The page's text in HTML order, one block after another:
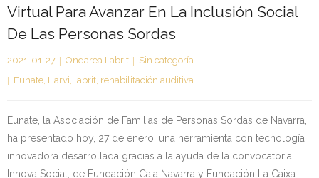
Kontaktua | Contacto
Virtual Para Avanzar En La Inclusión Social
De Las Personas Sordas
2021-01-27 Ondarea Labrit
Sin categoría
Eunate, Harvi, labrit, rehabilitación auditiva
Eunate, la Asociación de Familias de Personas Sordas de Navarra,
ha presentado hoy, 27 de enero, una herramienta con tecnología
innovadora desarrollada gracias a la ayuda de la convocatoria
Innova Social, de Fundación Caja Navarra y Fundación La Caixa.